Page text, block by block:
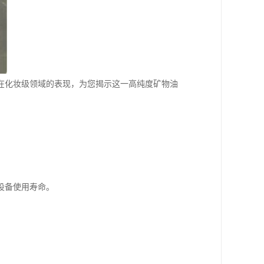
妆级领域的表现，为您揭示这一高纯度矿物油
使用寿命。